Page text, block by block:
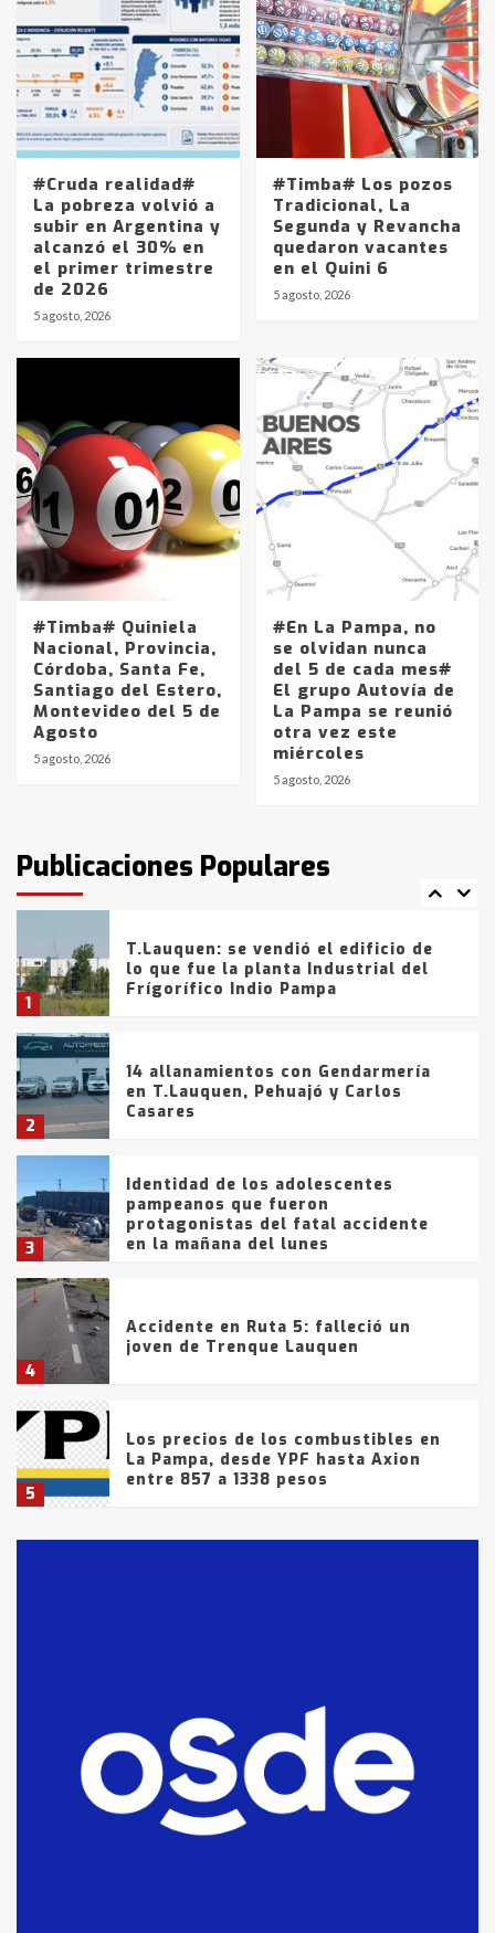
#Cruda realidad#
La pobreza volvió a
subir en Argentina y
alcanzó el 30% en
el primer trimestre
de 2026
5 agosto, 2026
#Timba# Los pozos
Tradicional, La
Segunda y Revancha
quedaron vacantes
en el Quini 6
5 agosto, 2026
#Timba# Quiniela
Nacional, Provincia,
Córdoba, Santa Fe,
Santiago del Estero,
Montevideo del 5 de
Agosto
5 agosto, 2026
#En La Pampa, no
se olvidan nunca
del 5 de cada mes#
El grupo Autovía de
La Pampa se reunió
otra vez este
miércoles
5 agosto, 2026
Publicaciones Populares
protagonistas del fatal accidente
en la mañana del lunes
4
Accidente en Ruta 5: falleció un
joven de Trenque Lauquen
5
Los precios de los combustibles en
La Pampa, desde YPF hasta Axion
entre 857 a 1338 pesos
6
La Bolsa de Cereales de Bahía
Blanca anticipa que Agosto vendrá
con lluvias y heladas, en gran parte
fueron detenidos por
comercialización de drogas en la
tarde del sábado
1
T.Lauquen: se vendió el edificio de
lo que fue la planta Industrial del
Frígorífico Indio Pampa
2
14 allanamientos con Gendarmería
en T.Lauquen, Pehuajó y Carlos
Casares
3
Identidad de los adolescentes
pampeanos que fueron
protagonistas del fatal accidente
en la mañana del lunes
4
Accidente en Ruta 5: falleció un
joven de Trenque Lauquen
5
Los precios de los combustibles en
La Pampa, desde YPF hasta Axion
entre 857 a 1338 pesos
fueron detenidos por
comercialización de drogas en la
tarde del sábado
T.Lauquen: se vendió el edificio de
lo que fue la planta Industrial del